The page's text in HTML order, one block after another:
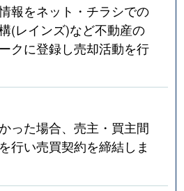
報をネット・チラシでの
(レインズ)など不動産の
クに登録し売却活動を行
った場合、売主・買主間
行い売買契約を締結しま